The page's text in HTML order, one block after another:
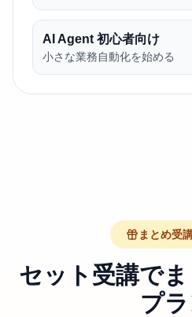
AI Agent 初心者向け
小さな業務自動化を始める
まとめ受
セット受講で
プ